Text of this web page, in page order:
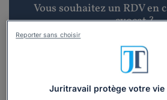
Vous souhaitez un RDV en
avocat ?
Recevoir des devis
Juritravail protège votre vie
Reporter sans choisir